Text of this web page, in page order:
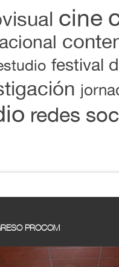
cine
festival
redes
PROCOM